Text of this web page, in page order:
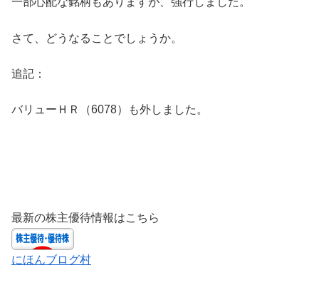
さて、どうなることでしょうか。
追記：
バリューＨＲ（6078）も外しました。
最新の株主優待情報はこちら
にほんブログ村